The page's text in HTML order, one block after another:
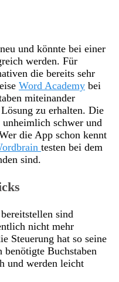
und könnte bei einer
werden. Für
die bereits sehr
Word Academy bei
miteinander
zu erhalten. Die
schwer und
die App schon kennt
testen bei dem
sind.
sind
nicht mehr
Steuerung hat so seine
Buchstaben
und werden leicht